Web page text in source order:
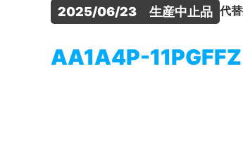
2025/06/23　生産中止品 代
AA1A4P-11PGFFZ